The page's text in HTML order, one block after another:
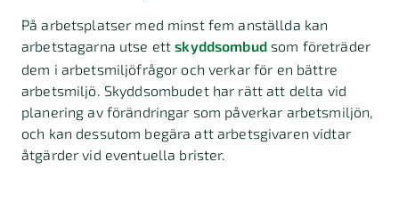
På arbetsplatser med minst fem anställda kan
arbetstagarna utse ettskyddsombudsom företräder
dem i arbetsmiljöfrågor och verkar för en bättre
arbetsmiljö. Skyddsombudet har rätt att delta vid
planering av förändringar som påverkar arbetsmiljön,
och kan dessutom begära att arbetsgivaren vidtar
åtgärder vid eventuella brister.